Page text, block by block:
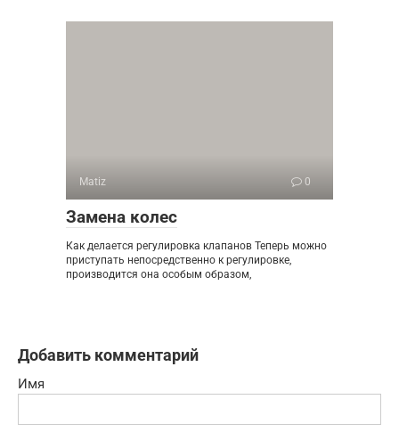
Matiz 0
Замена колес
Как делается регулировка клапанов Теперь можно
приступать непосредственно к регулировке,
производится она особым образом,
Добавить комментарий
Имя